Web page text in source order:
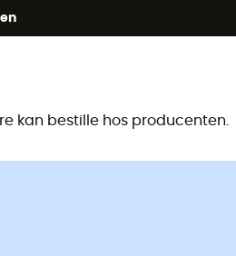
met code Summer5
kan bestille hos producenten.